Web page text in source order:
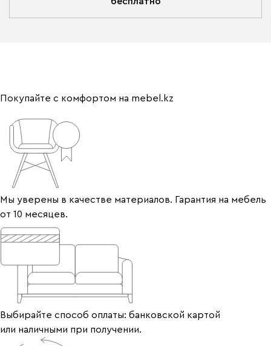
Покупайте с комфортом на mebel.kz
Мы уверены в качестве материалов. Гарантия на мебель
от 10 месяцев.
Выбирайте способ оплаты: банковской картой
или наличными при получении.